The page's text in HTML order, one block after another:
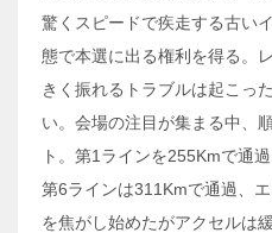
驚くスピードで疾走する古い
態で本選に出る権利を得る。
きく振れるトラブルは起こっ
い。会場の注目が集まる中、
ト。第1ラインを255Kmで通
第6ラインは311Kmで通過、
を焦がし始めたがアクセルは